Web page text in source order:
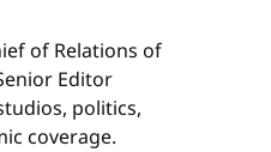
of Relations of
Editor
politics,
coverage.